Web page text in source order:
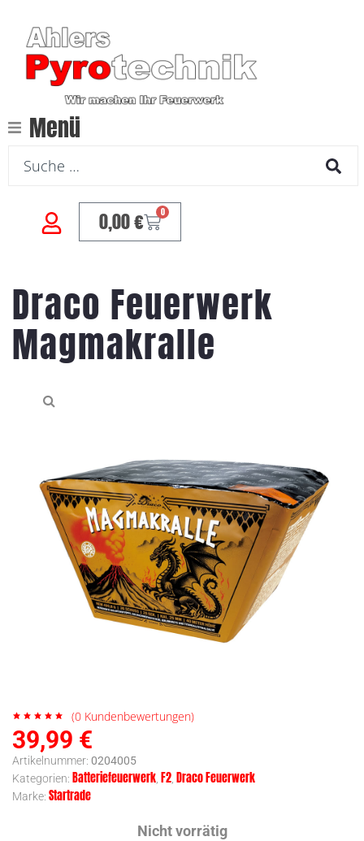
Menü
0,00€ 0
Draco Feuerwerk
Magmakralle
(0 Kundenbewertungen)
39,99 €
Artikelnummer: 0204005
Kategorien: Batteriefeuerwerk F2 Draco Feuerwerk
Marke: Startrade
Nicht vorrätig